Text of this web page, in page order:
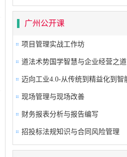
广州公开课
项目管理实战工作坊
道法术势国学智慧与企业经营之道
现场管理与现场改善
财务报表分析与报告编写
招投标法规知识与合同风险管理